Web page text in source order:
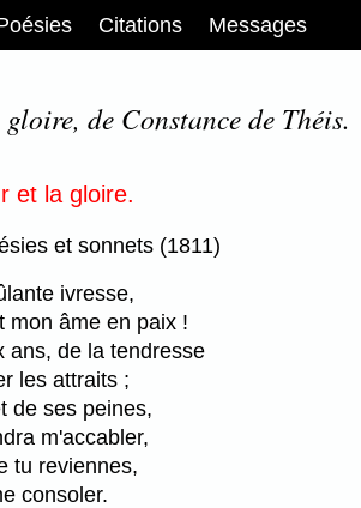
Citations Messages
de Constance de Théis.
et la gloire.
et sonnets (1811)
ivresse,
mon âme en paix !
ans, de la tendresse
les attraits ;
de ses peines,
m'accabler,
tu reviennes,
consoler.